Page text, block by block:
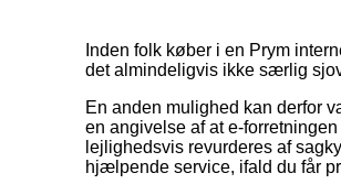
Inden folk køber i en Prym
det almindeligvis ikke særlig
En anden mulighed kan derfor
en angivelse af at e-
lejlighedsvis revurderes af
hjælpende service, ifald du får